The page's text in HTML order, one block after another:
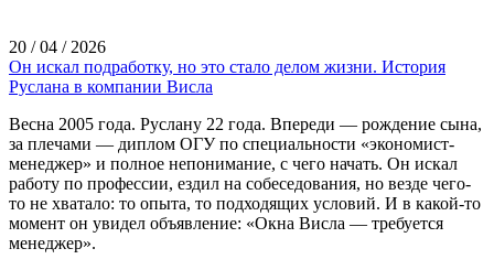
20 / 04 / 2026
Он искал подработку, но это стало делом жизни. История
Руслана в компании Висла
Весна 2005 года. Руслану 22 года. Впереди — рождение сына,
за плечами — диплом ОГУ по специальности «экономист-
менеджер» и полное непонимание, с чего начать. Он искал
работу по профессии, ездил на собеседования, но везде чего-
то не хватало: то опыта, то подходящих условий. И в какой-то
момент он увидел объявление: «Окна Висла — требуется
менеджер».